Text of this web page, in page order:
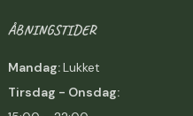
ÅBNINGSTIDER
Mandag:Lukket
Tirsdag - Onsdag: